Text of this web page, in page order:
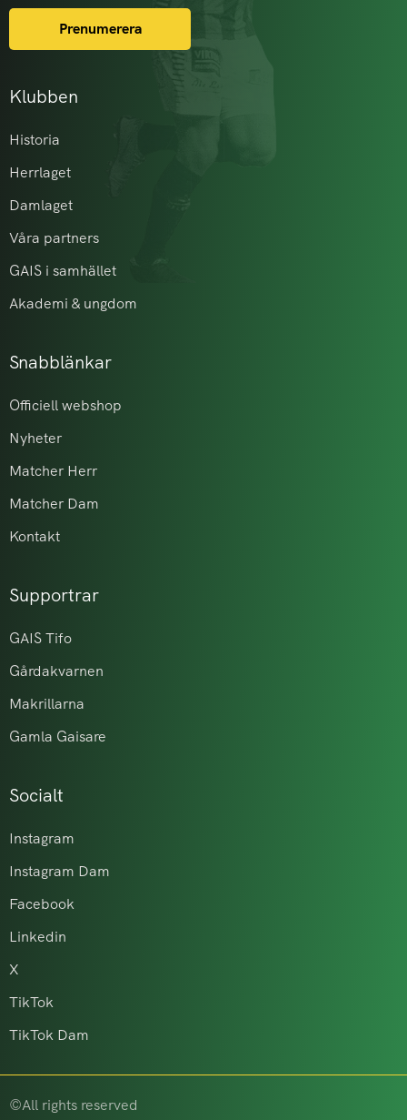
Klubben
Historia
Herrlaget
Damlaget
Våra partners
GAIS i samhället
Akademi & ungdom
Snabblänkar
Officiell webshop
Nyheter
Matcher Herr
Matcher Dam
Kontakt
Supportrar
GAIS Tifo
Gårdakvarnen
Makrillarna
Gamla Gaisare
Socialt
Instagram
Instagram Dam
Facebook
Linkedin
X
TikTok
TikTok Dam
Prenumerera
©All rights reserved